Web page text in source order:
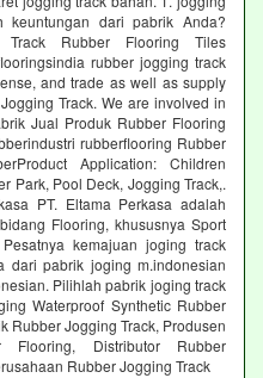
keuntungan dari pabrik Anda?
Rubber Flooring Tiles
rubber jogging track
and trade as well as supply
Track. We are involved in
Jual Produk Rubber Flooring
rubberflooring Rubber
Application: Children
Park, Pool Deck, Jogging Track,.
PT. Eltama Perkasa adalah
Flooring, khususnya Sport
kemajuan joging track
dari pabrik joging m.indonesian
Pilihlah pabrik joging track
Waterproof Synthetic Rubber
Rubber Jogging Track, Produsen
Distributor Rubber
Rubber Jogging Track